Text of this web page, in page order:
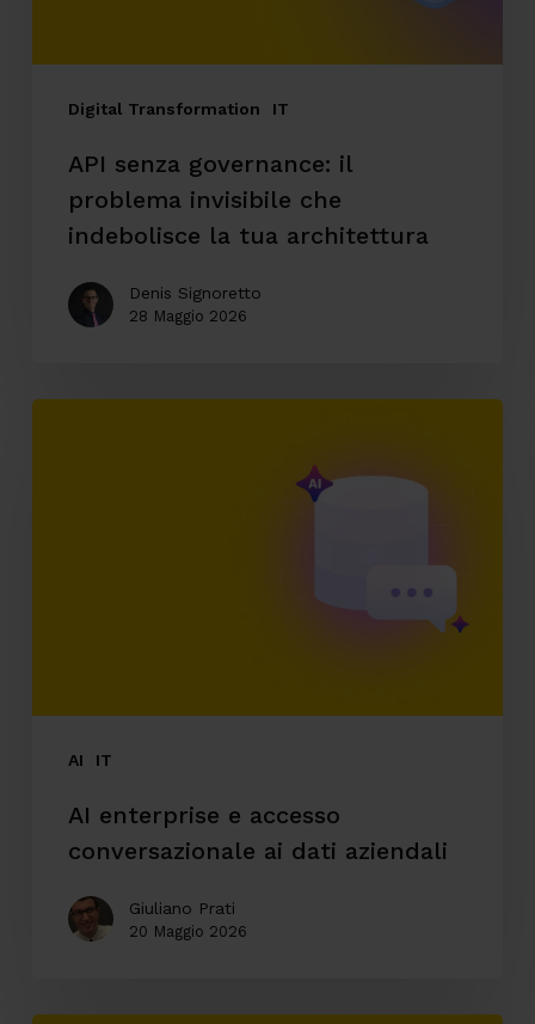
Digital Transformation IT
la
API senza governance: il
problema invisibile che
indebolisce la tua architettura
Denis Signoretto
28 Maggio 2026
AI IT
AI enterprise e accesso
conversazionale ai dati aziendali
Giuliano Prati
20 Maggio 2026